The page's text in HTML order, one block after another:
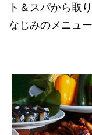
ト＆スパから取
なじみのメニュ